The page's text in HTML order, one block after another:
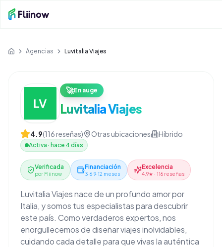
Inicio Agencias Luvitalia Viajes
🚀En auge
Luvitalia Viajes
4.9(116reseñas) Otras ubicaciones Híbrido
Activa · hace 4 días
Verificada
por Fliinow
Financiación
3·6·9·12 meses
Excelencia
4.9★ · 116 reseñas
Luvitalia Viajes nace de un profundo amor por
Italia, y somos tus especialistas para descubrir
este país. Como verdaderos expertos, nos
enorgullecemos de diseñar viajes inolvidables,
cuidando cada detalle para que vivas la auténtica